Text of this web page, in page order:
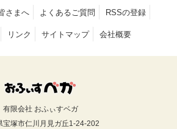
さまへ よくあるご質問 RSSの登録
リンク サイトマップ 会社概要
有限会社 おふぃすベガ
宝塚市仁川月見ガ丘1-24-202